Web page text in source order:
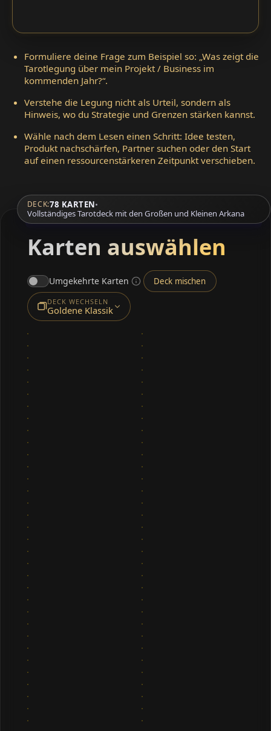
Formuliere deine Frage zum Beispiel so: „Was zeigt die
Tarotlegung über mein Projekt / Business im
kommenden Jahr?“.
Verstehe die Legung nicht als Urteil, sondern als
Hinweis, wo du Strategie und Grenzen stärken kannst.
Wähle nach dem Lesen einen Schritt: Idee testen,
Produkt nachschärfen, Partner suchen oder den Start
auf einen ressourcenstärkeren Zeitpunkt verschieben.
DECK:78 KARTEN•
Vollständiges Tarotdeck mit den Großen und Kleinen Arkana
Karten auswählen
Umgekehrte Karten Deck mischen
DECK WECHSELN
Goldene Klassik